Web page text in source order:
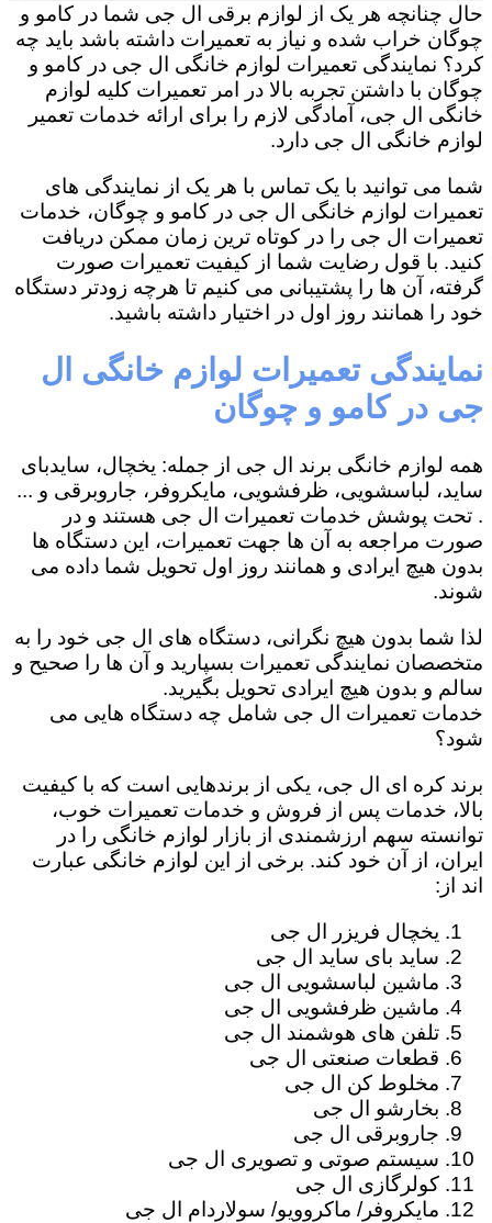
حال چنانچه هر یک از لوازم برقی ال جی شما در کامو و
چوگان خراب شده و نیاز به تعمیرات داشته باشد باید چه
کرد؟ نمایندگی تعمیرات لوازم خانگی ال جی در کامو و
چوگان با داشتن تجربه بالا در امر تعمیرات کلیه لوازم
خانگی ال جی، آمادگی لازم را برای ارائه خدمات تعمیر
لوازم خانگی ال جی دارد.
شما می توانید با یک تماس با هر یک از نمایندگی های
تعمیرات لوازم خانگی ال جی در کامو و چوگان، خدمات
تعمیرات ال جی را در کوتاه ترین زمان ممکن دریافت
کنید. با قول رضایت شما از کیفیت تعمیرات صورت
گرفته، آن ها را پشتیبانی می کنیم تا هرچه زودتر دستگاه
خود را همانند روز اول در اختیار داشته باشید.
نمایندگی تعمیرات لوازم خانگی ال
جی در کامو و چوگان
همه لوازم خانگی برند ال جی از جمله: یخچال، سایدبای
ساید، لباسشویی، ظرفشویی، مایکروفر، جاروبرقی و ...
. تحت پوشش خدمات تعمیرات ال جی هستند و در
صورت مراجعه به آن ها جهت تعمیرات، این دستگاه ها
بدون هیچ ایرادی و همانند روز اول تحویل شما داده می
شوند.
لذا شما بدون هیچ نگرانی، دستگاه های ال جی خود را به
متخصصان نمایندگی تعمیرات بسپارید و آن ها را صحیح و
سالم و بدون هیچ ایرادی تحویل بگیرید.
خدمات تعمیرات ال جی شامل چه دستگاه هایی می
شود؟
برند کره ای ال جی، یکی از برندهایی است که با کیفیت
بالا، خدمات پس از فروش و خدمات تعمیرات خوب،
توانسته سهم ارزشمندی از بازار لوازم خانگی را در
ایران، از آن خود کند. برخی از این لوازم خانگی عبارت
اند از:
یخچال فریزر ال جی
ساید بای ساید ال جی
ماشین لباسشویی ال جی
ماشین ظرفشویی ال جی
تلفن های هوشمند ال جی
قطعات صنعتی ال جی
مخلوط کن ال جی
بخارشو ال جی
جاروبرقی ال جی
سیستم صوتی و تصویری ال جی
کولرگازی ال جی
مایکروفر/ ماکروویو/ سولاردام ال جی